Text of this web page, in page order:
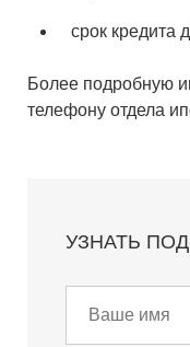
срок кредита
Более подробную
телефону отдела
УЗНАТЬ